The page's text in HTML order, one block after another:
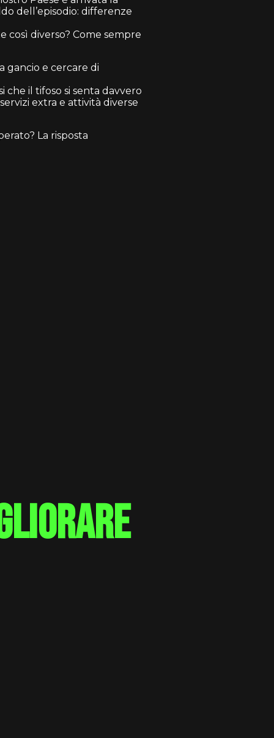
dell’episodio: differenze
così diverso? Come sempre
gancio e cercare di
il tifoso si senta davvero
extra e attività diverse
La risposta